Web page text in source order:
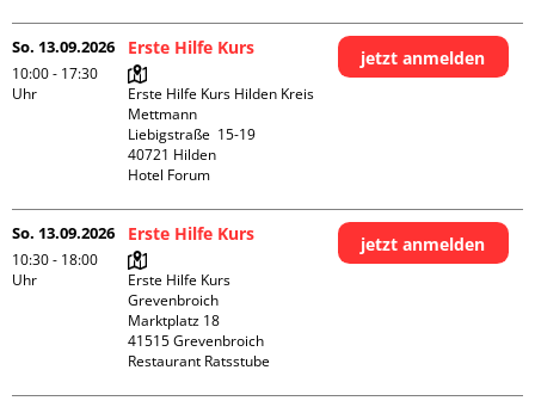
So. 13.09.2026
10:00 - 17:30
Uhr
Erste Hilfe Kurs
Erste Hilfe Kurs Hilden Kreis
Mettmann
Liebigstraße  15-19
40721 Hilden
Hotel Forum
jetzt anmelden
So. 13.09.2026
10:30 - 18:00
Uhr
Erste Hilfe Kurs
Erste Hilfe Kurs
Grevenbroich
Marktplatz 18
41515 Grevenbroich
Restaurant Ratsstube
jetzt anmelden